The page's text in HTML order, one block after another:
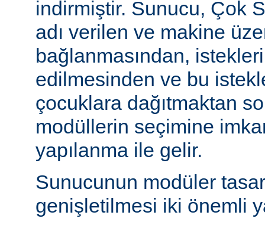
indirmiştir. Sunucu, Çok
adı verilen ve makine
bağlanmasından,
edilmesinden ve bu
çocuklara dağıtmaktan
modüllerin seçimine
yapılanma ile gelir.
Sunucunun modüler
genişletilmesi iki önemli